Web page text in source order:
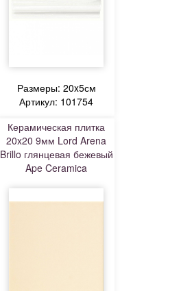
Размеры: 20x5см
Артикул: 101754
Керамическая плитка
20x20 9мм Lord Arena
Brillo глянцевая бежевый
Ape Ceramica